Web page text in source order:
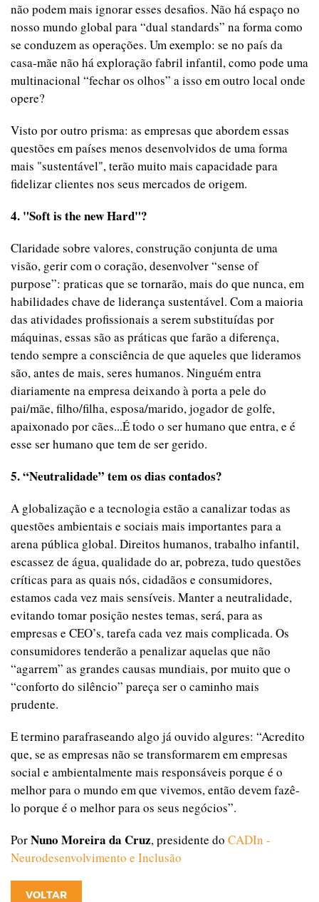
não podem mais ignorar esses desafios. Não há espaço no
nosso mundo global para “dual standards” na forma como
se conduzem as operações. Um exemplo: se no país da
casa-mãe não há exploração fabril infantil, como pode uma
multinacional “fechar os olhos” a isso em outro local onde
opere?
Visto por outro prisma: as empresas que abordem essas
questões em países menos desenvolvidos de uma forma
mais "sustentável", terão muito mais capacidade para
fidelizar clientes nos seus mercados de origem.
4. "Soft is the new Hard"?
Claridade sobre valores, construção conjunta de uma
visão, gerir com o coração, desenvolver “sense of
purpose”: praticas que se tornarão, mais do que nunca, em
habilidades chave de liderança sustentável. Com a maioria
das atividades profissionais a serem substituídas por
máquinas, essas são as práticas que farão a diferença,
tendo sempre a consciência de que aqueles que lideramos
são, antes de mais, seres humanos. Ninguém entra
diariamente na empresa deixando à porta a pele do
pai/mãe, filho/filha, esposa/marido, jogador de golfe,
apaixonado por cães...É todo o ser humano que entra, e é
esse ser humano que tem de ser gerido.
5. “Neutralidade” tem os dias contados?
A globalização e a tecnologia estão a canalizar todas as
questões ambientais e sociais mais importantes para a
arena pública global. Direitos humanos, trabalho infantil,
escassez de água, qualidade do ar, pobreza, tudo questões
críticas para as quais nós, cidadãos e consumidores,
estamos cada vez mais sensíveis. Manter a neutralidade,
evitando tomar posição nestes temas, será, para as
empresas e CEO’s, tarefa cada vez mais complicada. Os
consumidores tenderão a penalizar aquelas que não
“agarrem” as grandes causas mundiais, por muito que o
“conforto do silêncio” pareça ser o caminho mais
prudente.
E termino parafraseando algo já ouvido algures: “Acredito
que, se as empresas não se transformarem em empresas
social e ambientalmente mais responsáveis porque é o
melhor para o mundo em que vivemos, então devem fazê-
lo porque é o melhor para os seus negócios”.
PorNuno Moreira da Cruz, presidente do CADIn -
Neurodesenvolvimento e Inclusão
VOLTAR